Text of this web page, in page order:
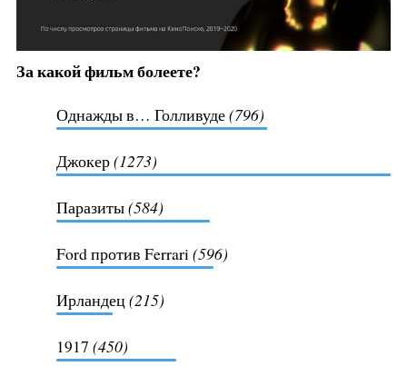
За какой фильм болеете?
Однажды в… Голливуде(796)
Джокер(1273)
Паразиты(584)
Ford против Ferrari(596)
Ирландец(215)
1917 (450)